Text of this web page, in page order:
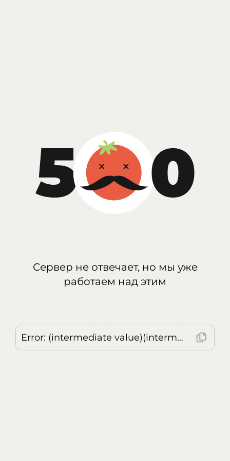
Сервер не отвечает, но мы уже
работаем над этим
Error: (intermediate value)(intermediate value)(intermediate value).replaceAll is not a function